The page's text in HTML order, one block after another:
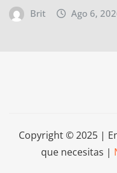
Brit Ago 6,
Copyright © 2025 |
que necesitas |